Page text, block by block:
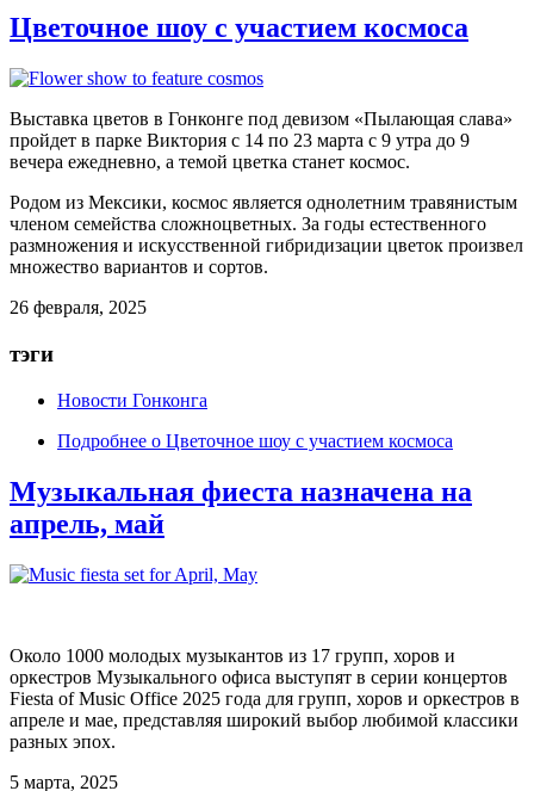
Цветочное шоу с участием космоса
Выставка цветов в Гонконге под девизом «Пылающая слава»
пройдет в парке Виктория с 14 по 23 марта с 9 утра до 9
вечера ежедневно, а темой цветка станет космос.
Родом из Мексики, космос является однолетним травянистым
членом семейства сложноцветных. За годы естественного
размножения и искусственной гибридизации цветок произвел
множество вариантов и сортов.
26 февраля, 2025
тэги
Новости Гонконга
Подробнее о Цветочное шоу с участием космоса
Музыкальная фиеста назначена на
апрель, май
Около 1000 молодых музыкантов из 17 групп, хоров и
оркестров Музыкального офиса выступят в серии концертов
Fiesta of Music Office 2025 года для групп, хоров и оркестров в
апреле и мае, представляя широкий выбор любимой классики
разных эпох.
5 марта, 2025